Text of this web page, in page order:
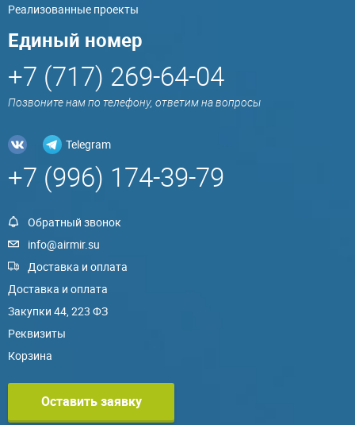
Реализованные проекты
Единый номер
+7 (717) 269-64-04
Позвоните нам по телефону, ответим на вопросы
Telegram
+7 (996) 174-39-79
Обратный звонок
info@airmir.su
Доставка и оплата
Доставка и оплата
Закупки 44, 223 ФЗ
Реквизиты
Корзина
Оставить заявку